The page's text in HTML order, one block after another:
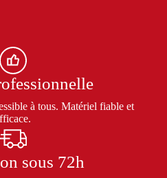
à tous. Matériel fiable et
sous 72h